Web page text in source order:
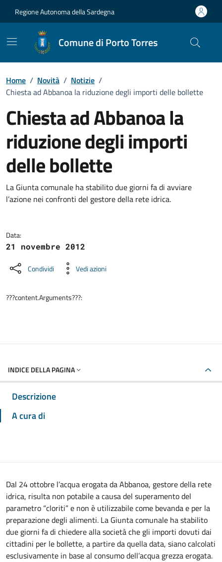
Regione Autonoma della Sardegna
Comune di Porto Torres
Home / Novità / Notizie /
Chiesta ad Abbanoa la riduzione degli importi delle bollette
Chiesta ad Abbanoa la
riduzione degli importi
delle bollette
Dettagli della notizia
La Giunta comunale ha stabilito due giorni fa di avviare
l’azione nei confronti del gestore della rete idrica.
Data:
21 novembre 2012
Condividi Vedi azioni
???content.Arguments???:
INDICE DELLA PAGINA
Descrizione
A cura di
Dal 24 ottobre l’acqua erogata da Abbanoa, gestore della rete
idrica, risulta non potabile a causa del superamento del
parametro “cloriti” e non è utilizzabile come bevanda e per la
preparazione degli alimenti. La Giunta comunale ha stabilito
due giorni fa di chiedere alla società che gli importi dovuti dai
cittadini per le bollette, a partire da quella data, siano calcolati
esclusivamente in base al consumo dell’acqua grezza erogata.